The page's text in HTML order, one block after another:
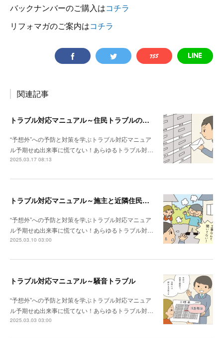
バックナンバーのご購入はコチラ
リフォマガのご案内はコチラ
関連記事
トラブル対応マニュアル～住民トラブルの危険度高!! マンションで注意したいポイント
“予想外”への予防と対策を学ぶトラブル対応マニュア
ル予期せぬ出来事に慌てない！あらゆるトラブル対…
2025.03.17 08:13
トラブル対応マニュアル～施主と近隣住民との関係性が悪い場合は？
“予想外”への予防と対策を学ぶトラブル対応マニュア
ル予期せぬ出来事に慌てない！あらゆるトラブル対…
2025.03.10 03:00
トラブル対応マニュアル～騒音トラブル
“予想外”への予防と対策を学ぶトラブル対応マニュア
ル予期せぬ出来事に慌てない！あらゆるトラブル対…
2025.03.03 03:00